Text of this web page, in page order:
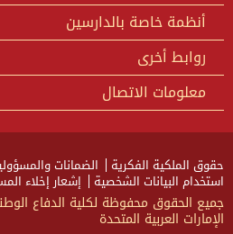
أنظمة خاصة بالدارسين
روابط أخرى
معلومات الاتصال
حقوق الملكية الفكرية الضمانات
استخدام البيانات الشخصية إشعار إخلاء
الإمارات العربية المتحدة